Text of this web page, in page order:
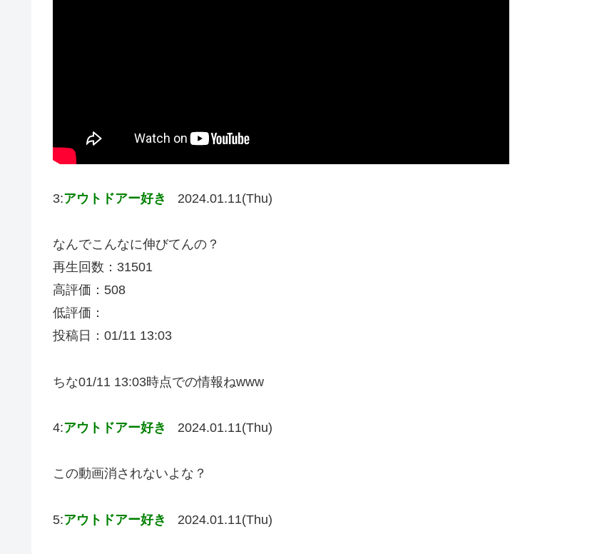
3:アウトドアー好き 2024.01.11(Thu)
なんでこんなに伸びてんの？
再生回数：31501
高評価：508
低評価：
投稿日：01/11 13:03
ちな01/11 13:03時点での情報ねwww
4:アウトドアー好き 2024.01.11(Thu)
この動画消されないよな？
5:アウトドアー好き 2024.01.11(Thu)